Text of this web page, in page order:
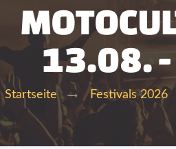
13.08.
Startseite Festivals 2026